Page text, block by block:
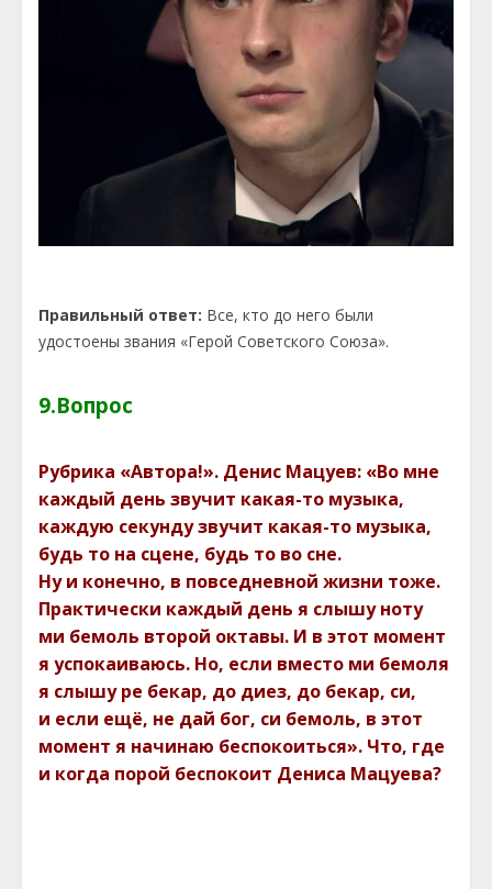
Правильный ответ: Все, кто до него были
удостоены звания «Герой Советского Союза».
9.Вопрос
Рубрика «Автора!». Денис Мацуев: «Во мне
каждый день звучит какая-то музыка,
каждую секунду звучит какая-то музыка,
будь то на сцене, будь то во сне.
Ну и конечно, в повседневной жизни тоже.
Практически каждый день я слышу ноту
ми бемоль второй октавы. И в этот момент
я успокаиваюсь. Но, если вместо ми бемоля
я слышу ре бекар, до диез, до бекар, си,
и если ещё, не дай бог, си бемоль, в этот
момент я начинаю беспокоиться». Что, где
и когда порой беспокоит Дениса Мацуева?